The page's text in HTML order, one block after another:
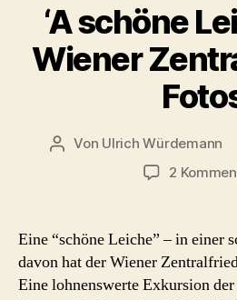
‘A schöne
Wiener
Beitragsautor
Von Ulrich Würdemann
2
Eine “schöne Leiche” – in einer
davon hat der Wiener
Eine lohnenswerte Exkursion